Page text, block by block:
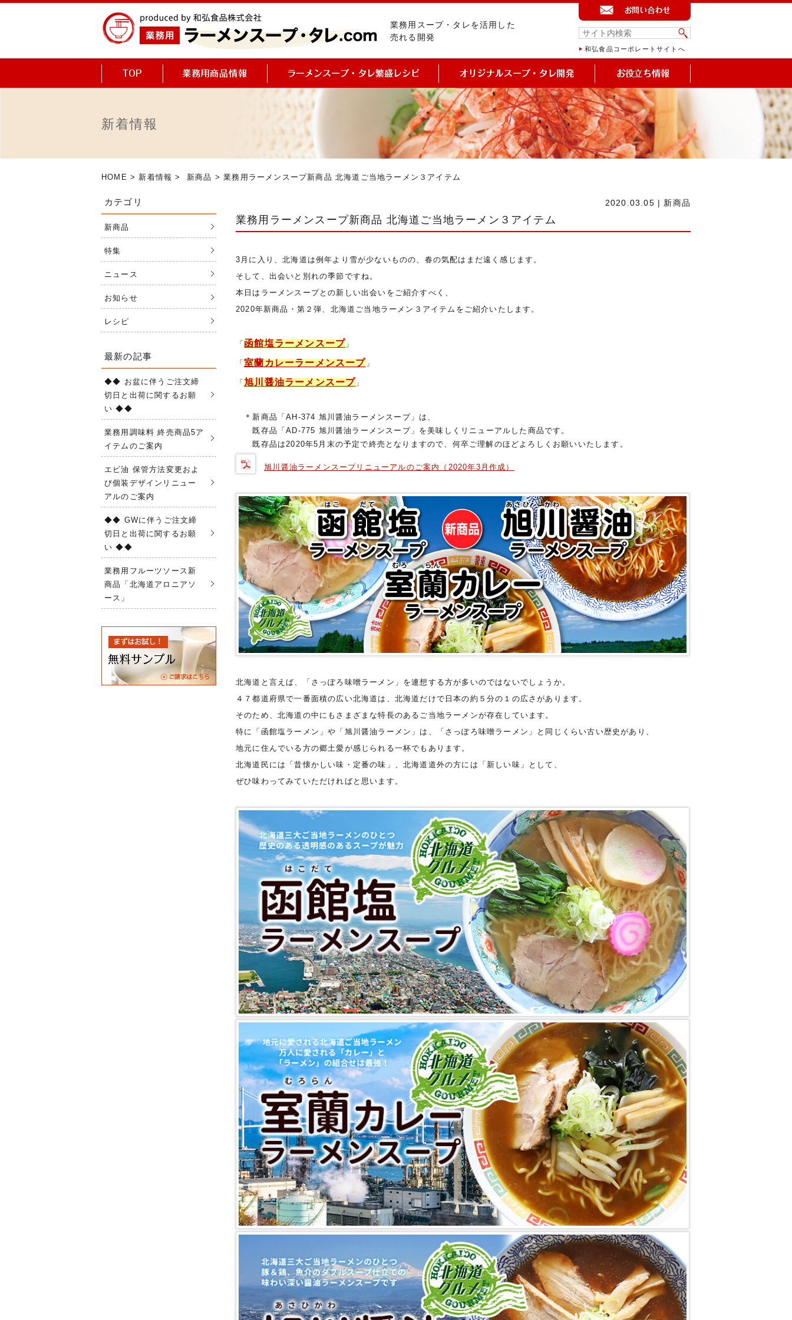
業務用スープ・タレを活用した
売れる開発
和弘食品コーポレートサイトへ
新着情報
HOME > 新着情報 > 新商品 > 業務用ラーメンスープ新商品 北海道ご当地ラーメン３アイテム
2020.03.05 | 新商品
業務用ラーメンスープ新商品 北海道ご当地ラーメン３アイテム
3月に入り、北海道は例年より雪が少ないものの、春の気配はまだ遠く感じます。
そして、出会いと別れの季節ですね。
本日はラーメンスープとの新しい出会いをご紹介すべく、
2020年新商品・第２弾、北海道ご当地ラーメン３アイテムをご紹介いたします。
「 函館塩ラーメンスープ 」
「室蘭カレーラーメンスープ 」
「 旭川醤油ラーメンスープ 」
＊新商品「AH-374 旭川醤油ラーメンスープ」は、
既存品「AD-775 旭川醤油ラーメンスープ」を美味しくリニューアルした商品です。
既存品は2020年5月末の予定で終売となりますので、何卒ご理解のほどよろしくお願いいたします。
旭川醤油ラーメンスープリニューアルのご案内（2020年3月作成）
北海道と言えば、「さっぽろ味噌ラーメン」を連想する方が多いのではないでしょうか。
４７都道府県で一番面積の広い北海道は、北海道だけで日本の約５分の１の広さがあります。
そのため、北海道の中にもさまざまな特長のあるご当地ラーメンが存在しています。
特に「函館塩ラーメン」や「旭川醤油ラーメン」は、「さっぽろ味噌ラーメン」と同じくらい古い歴史があり、
地元に住んでいる方の郷土愛が感じられる一杯でもあります。
北海道民には「昔懐かしい味・定番の味」、北海道道外の方には「新しい味」として、
ぜひ味わってみていただければと思います。
カテゴリ
新商品
特集
ニュース
お知らせ
レシピ
最新の記事
◆◆ お盆に伴うご注文締
切日と出荷に関するお願
い ◆◆
業務用調味料 終売商品5ア
イテムのご案内
エビ油 保管方法変更およ
び個装デザインリニュー
アルのご案内
◆◆ GWに伴うご注文締
切日と出荷に関するお願
い ◆◆
業務用フルーツソース新
商品「北海道アロニアソ
ース」